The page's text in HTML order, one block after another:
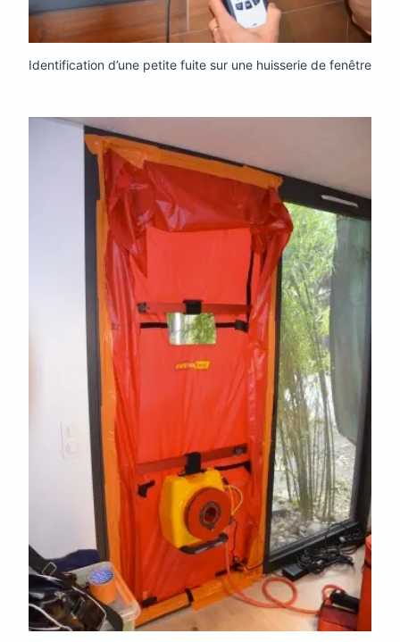
Identification d’une petite fuite sur une huisserie de fenêtre